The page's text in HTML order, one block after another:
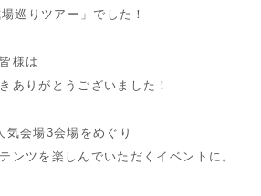
巡りツアー」でした！
様は
ありがとうございました！
気会場3会場をめぐり
ンツを楽しんでいただくイベントに。